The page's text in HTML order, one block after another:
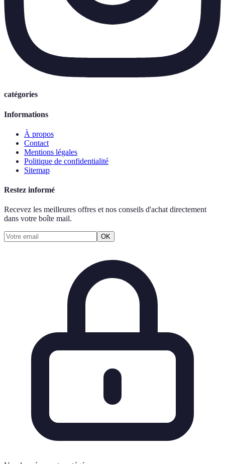
catégories
Informations
À propos
Contact
Mentions légales
Politique de confidentialité
Sitemap
Restez informé
Recevez les meilleures offres et nos conseils d'achat directement
dans votre boîte mail.
OK